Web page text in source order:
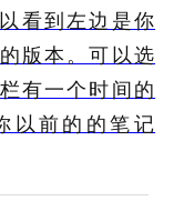
看到左边是你
版本。可以选
有一个时间的
以前的的笔记